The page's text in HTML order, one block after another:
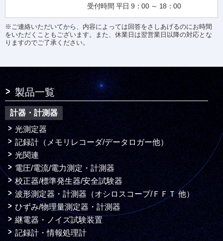
受付時間 平日 9：00 ～ 18：00
※ご連絡いただいてから、内容によっては回答をさしあげるのにお時間
をいただくこともございます。また、休業日は翌営業日以降の対応とな
りますのでご了承ください。
製品一覧
計器・計測器
光測定器
記録計（メモリレコーダ/データロガー他）
光関連
電圧/電流/電力測定・計測器
校正器/標準発生器/安全試験器
波形測定器・計測器（オシロスコープ/ＦＦＴ 他）
ひずみ/物理量測定器・計測器
継電器・ノイズ試験装置
記録計・情報処理計